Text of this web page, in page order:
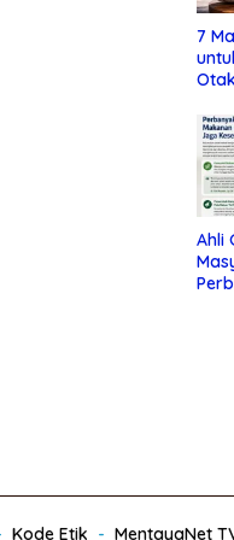
7
Ahli
Kode Etik MentayaNet